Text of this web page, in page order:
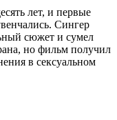
лет, и первые
Сингер
сюжет и сумел
но фильм получил
в сексуальном